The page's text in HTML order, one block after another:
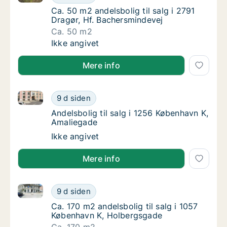
Ca. 50 m2 andelsbolig til salg i 2791
Ca. 50 m2 andelsbolig til salg i 2791
Dragør, Hf. Bachersmindevej
Ca. 50 m2
Ca. 50 m2 andelsbolig til salg i 2791
Ikke angivet
Mere info
Andelsbolig til salg i 1256 København K,
9 d siden
Andelsbolig til salg i 1256 København K, Amaliegade
Andelsbolig til salg i 1256 København K,
Andelsbolig til salg i 1256 København K,
Amaliegade
Andelsbolig til salg i 1256 København K,
Ikke angivet
Mere info
Ca. 170 m2 andelsbolig til salg i 1057
9 d siden
Ca. 170 m2 andelsbolig til salg i 1057 København K,
Ca. 170 m2 andelsbolig til salg i 1057
Ca. 170 m2 andelsbolig til salg i 1057
København K, Holbergsgade